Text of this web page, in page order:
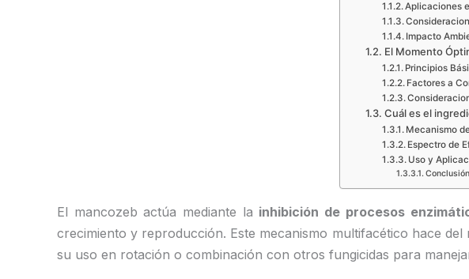
Aplicaciones
Impacto
El Momento
Principios
Factores a
Cuál es el
Mecanismo
Espectro de
Uso y
Conclusión
El mancozeb actúa mediante la inhibición de procesos
crecimiento y reproducción. Este mecanismo multifacético hace
su uso en rotación o combinación con otros fungicidas para